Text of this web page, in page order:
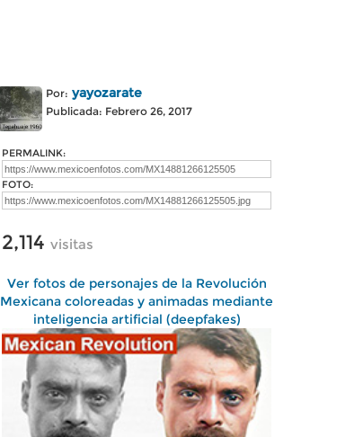
Por: yayozarate
Publicada: Febrero 26, 2017
PERMALINK:
FOTO:
2,114 visitas
Ver fotos de personajes de la Revolución
Mexicana coloreadas y animadas mediante
inteligencia artificial (deepfakes)